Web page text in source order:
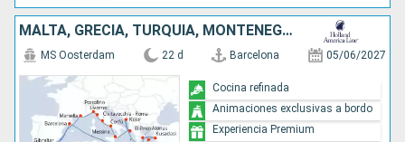
MALTA, GRECIA, TURQUÍA, MONTENEGRO, ITALIA, FRANCIA, ESPAÑA
MS Oosterdam 22 d Barcelona 05/06/2027
Cocina refinada
Animaciones exclusivas a bordo
Experiencia Premium